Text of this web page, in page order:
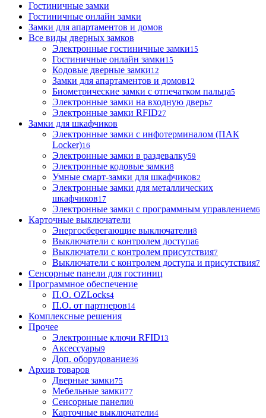
Гостиничные замки
Гостиничные онлайн замки
Замки для апартаментов и домов
Все виды дверных замков
Электронные гостиничные замки15
Гостиничные онлайн замки15
Кодовые дверные замки12
Замки для апартаментов и домов12
Биометрические замки с отпечатком пальца5
Электронные замки на входную дверь7
Электронные замки RFID27
Замки для шкафчиков
Электронные замки с инфотерминалом (ПАК
Locker)16
Электронные замки в раздевалку59
Электронные кодовые замки8
Умные смарт-замки для шкафчиков2
Электронные замки для металлических
шкафчиков17
Электронные замки с программным управлением6
Карточные выключатели
Энергосберегающие выключатели8
Выключатели с контролем доступа6
Выключатели с контролем присутствия7
Выключатели с контролем доступа и присутствия7
Сенсорные панели для гостиниц
Программное обеспечение
П.О. OZLocks4
П.О. от партнеров14
Комплексные решения
Прочее
Электронные ключи RFID13
Аксессуары9
Доп. оборудование36
Архив товаров
Дверные замки75
Мебельные замки77
Сенсорные панели0
Карточные выключатели4